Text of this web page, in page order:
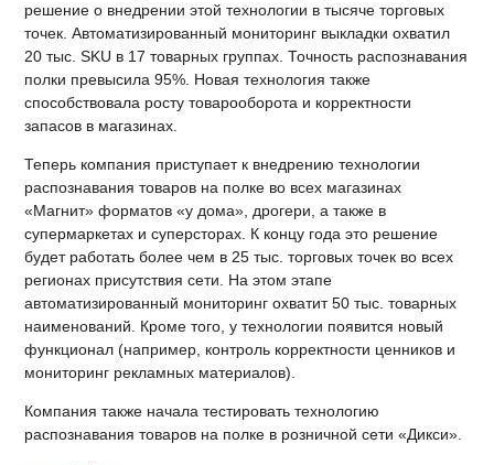
решение о внедрении этой технологии в тысяче торговых
точек. Автоматизированный мониторинг выкладки охватил
20 тыс. SKU в 17 товарных группах. Точность распознавания
полки превысила 95%. Новая технология также
способствовала росту товарооборота и корректности
запасов в магазинах.
Теперь компания приступает к внедрению технологии
распознавания товаров на полке во всех магазинах
«Магнит» форматов «у дома», дрогери, а также в
супермаркетах и суперсторах. К концу года это решение
будет работать более чем в 25 тыс. торговых точек во всех
регионах присутствия сети. На этом этапе
автоматизированный мониторинг охватит 50 тыс. товарных
наименований. Кроме того, у технологии появится новый
функционал (например, контроль корректности ценников и
мониторинг рекламных материалов).
Компания также начала тестировать технологию
распознавания товаров на полке в розничной сети «Дикси».